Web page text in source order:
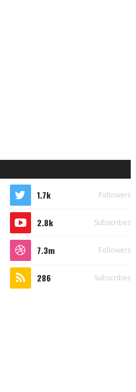
1.7k Followers
2.8k Subscribes
7.3m Followers
286 Subscribes